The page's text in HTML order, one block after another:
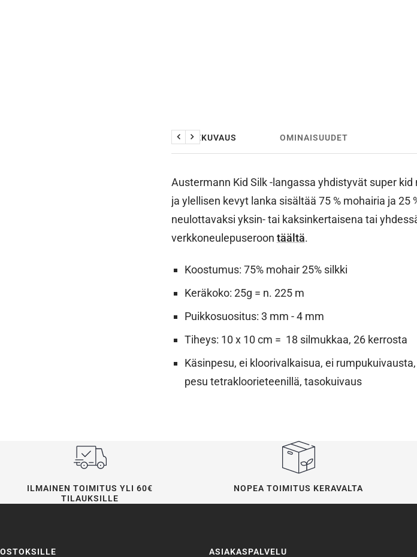
TUOTEKUVAUS OMINAISUUDET
Edellinen
Seuraava
Austermann Kid Silk -langassa yhdistyvät super
ja ylellisen kevyt lanka sisältää 75 % mohairia ja 25
neulottavaksi yksin- tai kaksinkertaisena tai
verkkoneulepuseroon täältä.
Koostumus: 75% mohair 25% silkki
Keräkoko: 25g = n. 225 m
Puikkosuositus: 3 mm - 4 mm
Tiheys: 10 x 10 cm = 18 silmukkaa, 26 kerrosta
Käsinpesu, ei kloorivalkaisua, ei
pesu tetrakloorieteenillä, tasokuivaus
ILMAINEN TOIMITUS YLI 60€
TILAUKSILLE
NOPEA TOIMITUS KERAVALTA
OSTOKSILLE ASIAKASPALVELU